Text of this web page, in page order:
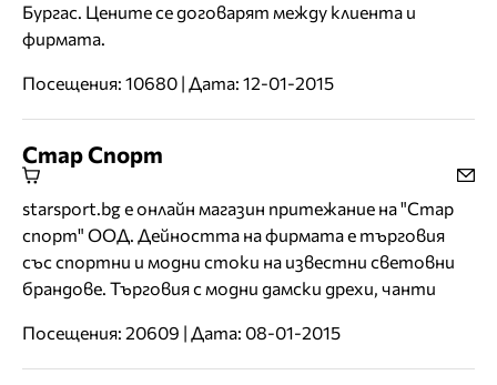
Бургас. Цените се договарят между клиента и
фирмата.
Посещения: 10680 | Дата: 12-01-2015
Стар Спорт
starsport.bg е онлайн магазин притежание на "Стар
спорт" ООД. Дейността на фирмата е търговия
със спортни и модни стоки на известни световни
брандове. Търговия с модни дамски дрехи, чанти
Посещения: 20609 | Дата: 08-01-2015